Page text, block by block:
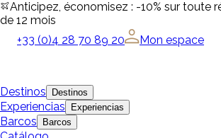
Anticipez, économisez : -10% sur toute
de 12 mois
+33 (0)4 28 70 89 20
Mon espace
Destinos Destinos
Experiencias Experiencias
Barcos Barcos